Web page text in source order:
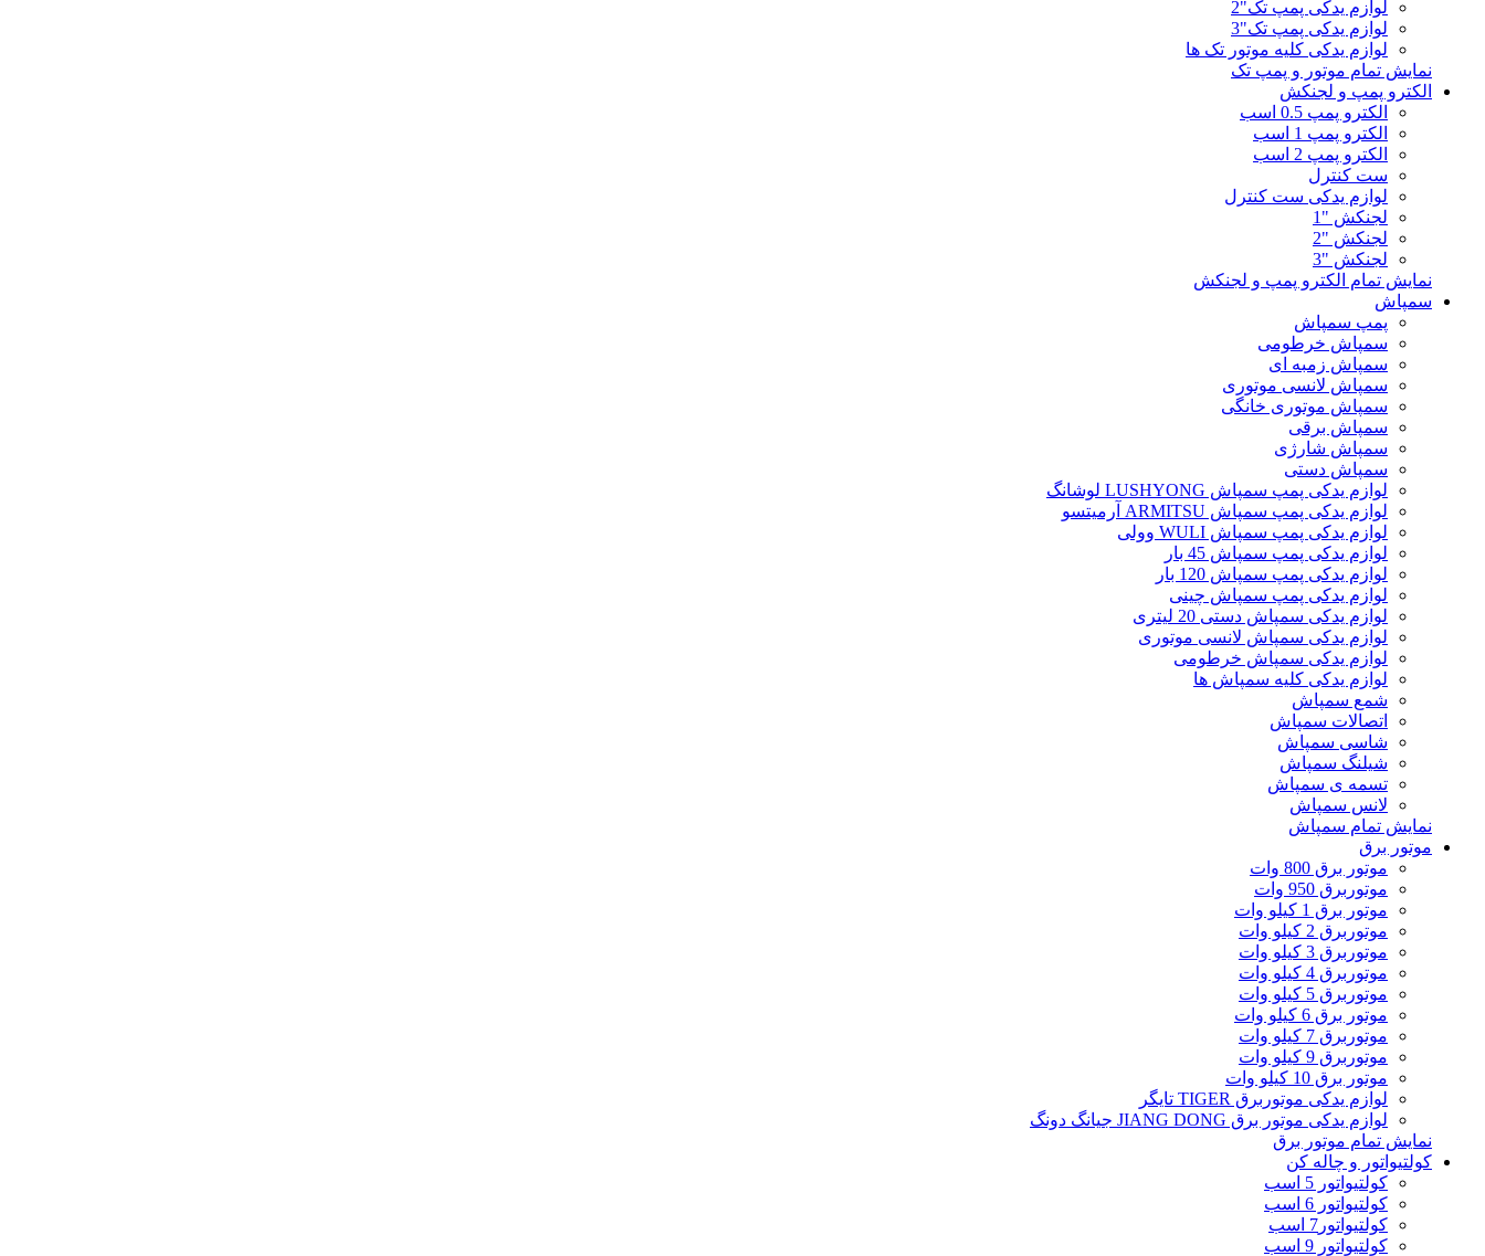
لوازم یدکی پمپ تک"2
لوازم یدکی پمپ تک"3
لوازم یدکی کلیه موتور تک ها
نمایش تمام موتور و پمپ تک
الکترو پمپ و لجنکش
الکترو پمپ 0.5 اسب
الکترو پمپ 1 اسب
الکترو پمپ 2 اسب
ست کنترل
لوازم یدکی ست کنترل
لجنکش "1
لجنکش "2
لجنکش "3
نمایش تمام الکترو پمپ و لجنکش
سمپاش
پمپ سمپاش
سمپاش خرطومی
سمپاش زمبه ای
سمپاش لانسی موتوری
سمپاش موتوری خانگی
سمپاش برقی
سمپاش شارژی
سمپاش دستی
لوازم یدکی پمپ سمپاش LUSHYONG لوشانگ
لوازم یدکی پمپ سمپاش ARMITSU آرمیتسو
لوازم یدکی پمپ سمپاش WULI وولی
لوازم یدکی پمپ سمپاش 45 بار
لوازم یدکی پمپ سمپاش 120 بار
لوازم یدکی پمپ سمپاش چینی
لوازم یدکی سمپاش دستی 20 لیتری
لوازم یدکی سمپاش لانسی موتوری
لوازم یدکی سمپاش خرطومی
لوازم یدکی کلیه سمپاش ها
شمع سمپاش
اتصالات سمپاش
شاسی سمپاش
شیلنگ سمپاش
تسمه ی سمپاش
لانس سمپاش
نمایش تمام سمپاش
موتور برق
موتور برق 800 وات
موتوربرق 950 وات
موتور برق 1 کیلو وات
موتوربرق 2 کیلو وات
موتوربرق 3 کیلو وات
موتوربرق 4 کیلو وات
موتوربرق 5 کیلو وات
موتور برق 6 کیلو وات
موتوربرق 7 کیلو وات
موتوربرق 9 کیلو وات
موتور برق 10 کیلو وات
لوازم یدکی موتوربرق TIGER تایگر
لوازم یدکی موتور برق JIANG DONG جیانگ دونگ
نمایش تمام موتور برق
کولتیواتور و چاله کن
کولتیواتور 5 اسب
کولتیواتور 6 اسب
کولتیواتور7 اسب
کولتیواتور 9 اسب